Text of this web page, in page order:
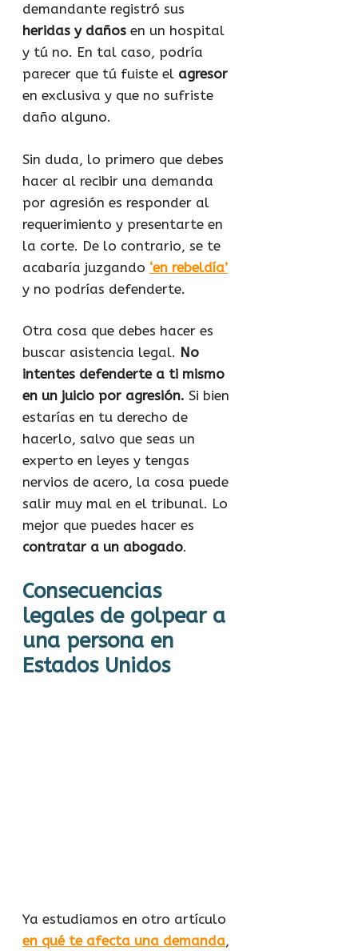
demandante registró sus
heridas y daños en un hospital
y tú no. En tal caso, podría
parecer que tú fuiste el agresor
en exclusiva y que no sufriste
daño alguno.
Sin duda, lo primero que debes
hacer al recibir una demanda
por agresión es responder al
requerimiento y presentarte en
la corte. De lo contrario, se te
acabaría juzgando ‘en rebeldía’
y no podrías defenderte.
Otra cosa que debes hacer es
buscar asistencia legal. No
intentes defenderte a ti mismo
en un juicio por agresión. Si bien
estarías en tu derecho de
hacerlo, salvo que seas un
experto en leyes y tengas
nervios de acero, la cosa puede
salir muy mal en el tribunal. Lo
mejor que puedes hacer es
contratar a un abogado.
Consecuencias
legales de golpear a
una persona en
Estados Unidos
Ya estudiamos en otro artículo
en qué te afecta una demanda,